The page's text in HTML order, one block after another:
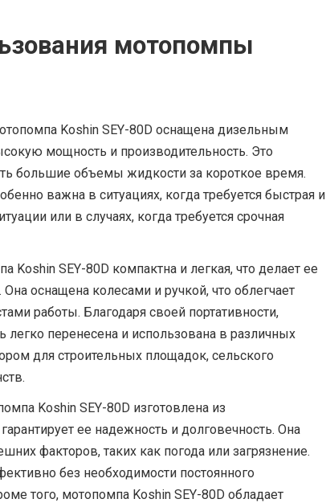
мотопомпы
Koshin SEY-80D оснащена дизельным
мощность и производительность. Это
большие объемы жидкости за короткое время.
важна в ситуациях, когда требуется быстрая и
или в случаях, когда требуется срочная
Koshin SEY-80D компактна и легкая, что делает ее
оснащена колесами и ручкой, что облегчает
работы. Благодаря своей портативности,
перенесена и использована в различных
для строительных площадок, сельского
Koshin SEY-80D изготовлена из
ее надежность и долговечность. Она
факторов, таких как погода или загрязнение.
без необходимости постоянного
того, мотопомпа Koshin SEY-80D обладает